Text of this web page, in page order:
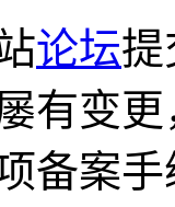
论坛提
有变
备案